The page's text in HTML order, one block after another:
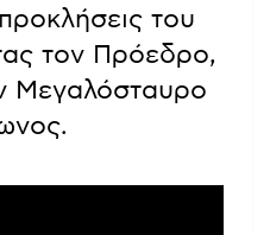
του
τον Πρόεδρο,
Μεγαλόσταυρο